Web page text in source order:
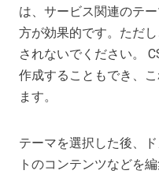
は、サービス関連のテ
方が効果的です。ただ
されないでください。
作成することもでき、
ます。
テーマを選択した後、
トのコンテンツなどを編